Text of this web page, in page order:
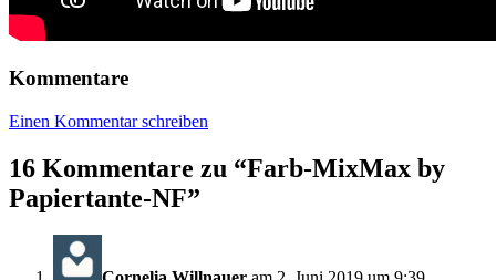
Kommentare
Einen Kommentar schreiben
16 Kommentare zu “Farb-MixMax by
Papiertante-NF”